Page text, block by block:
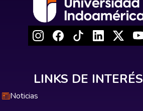
LINKS DE INTERÉS
Noticias